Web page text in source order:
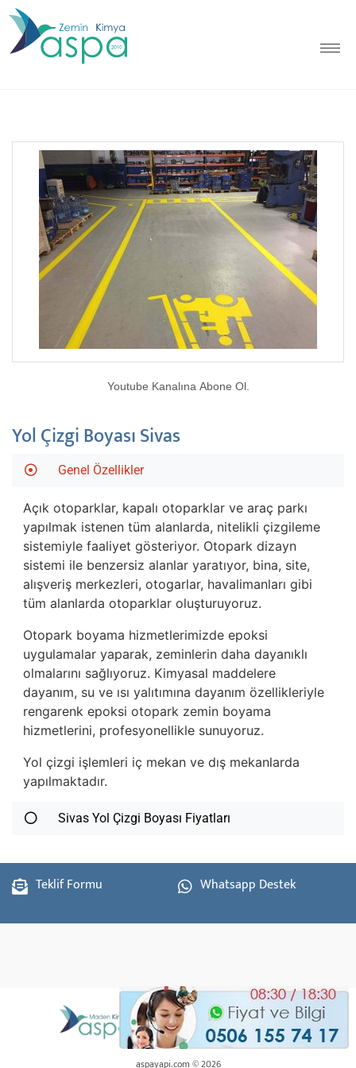
Youtube Kanalına Abone Ol.
Yol Çizgi Boyası Sivas
Genel Özellikler
Açık otoparklar, kapalı otoparklar ve araç parkı
yapılmak istenen tüm alanlarda, nitelikli çizgileme
sistemiyle faaliyet gösteriyor. Otopark dizayn
sistemi ile benzersiz alanlar yaratıyor, bina, site,
alışveriş merkezleri, otogarlar, havalimanları gibi
tüm alanlarda otoparklar oluşturuyoruz.
Otopark boyama hizmetlerimizde epoksi
uygulamalar yaparak, zeminlerin daha dayanıklı
olmalarını sağlıyoruz. Kimyasal maddelere
dayanım, su ve ısı yalıtımına dayanım özellikleriyle
rengarenk epoksi otopark zemin boyama
hizmetlerini, profesyonellikle sunuyoruz.
Yol çizgi işlemleri iç mekan ve dış mekanlarda
yapılmaktadır.
Sivas Yol Çizgi Boyası Fiyatları
Teklif Formu Whatsapp Destek
aspayapi.com © 2026